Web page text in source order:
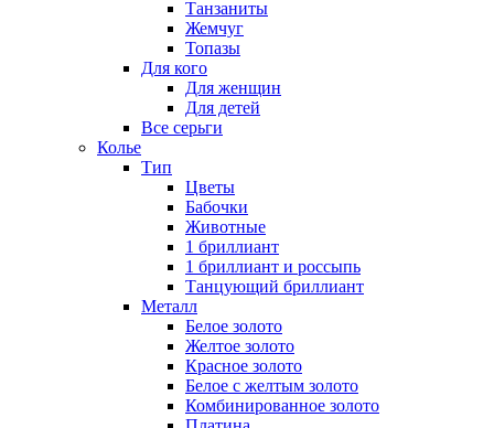
Танзаниты
Жемчуг
Топазы
Для кого
Для женщин
Для детей
Все серьги
Колье
Тип
Цветы
Бабочки
Животные
1 бриллиант
1 бриллиант и россыпь
Танцующий бриллиант
Металл
Белое золото
Желтое золото
Красное золото
Белое с желтым золото
Комбинированное золото